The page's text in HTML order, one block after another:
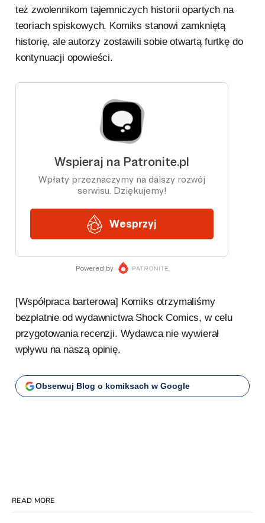
też zwolennikom tajemniczych historii opartych na
teoriach spiskowych. Komiks stanowi zamkniętą
historię, ale autorzy zostawili sobie otwartą furtkę do
kontynuacji opowieści.
[Współpraca barterowa] Komiks otrzymaliśmy
bezpłatnie od wydawnictwa Shock Comics, w celu
przygotowania recenzji. Wydawca nie wywierał
wpływu na naszą opinię.
Obserwuj Blog o komiksach w Google
READ MORE